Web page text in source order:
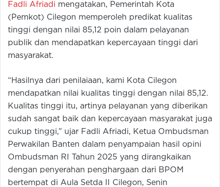
Fadli Afriadi mengatakan, Pemerintah Kota
(Pemkot) Cilegon memperoleh predikat kualitas
tinggi dengan nilai 85,12 poin dalam pelayanan
publik dan mendapatkan kepercayaan tinggi dari
masyarakat.
“Hasilnya dari penilaiaan, kami Kota Cilegon
mendapatkan nilai kualitas tinggi dengan nilai 85,12.
Kualitas tinggi itu, artinya pelayanan yang diberikan
sudah sangat baik dan kepercayaan masyarakat juga
cukup tinggi,” ujar Fadli Afriadi, Ketua Ombudsman
Perwakilan Banten dalam penyampaian hasil opini
Ombudsman RI Tahun 2025 yang dirangkaikan
dengan penyerahan penghargaan dari BPOM
bertempat di Aula Setda II Cilegon, Senin